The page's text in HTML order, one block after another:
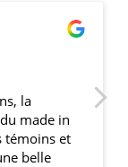
la
made in
témoins et
belle